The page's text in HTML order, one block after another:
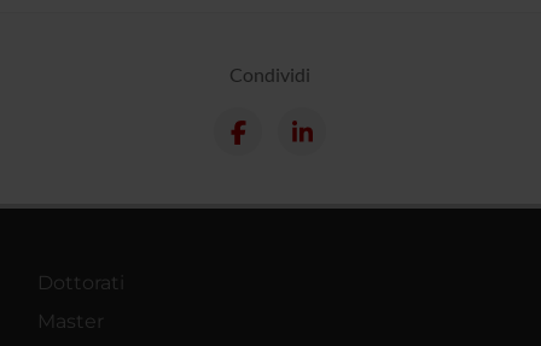
Condividi
Dottorati
Master